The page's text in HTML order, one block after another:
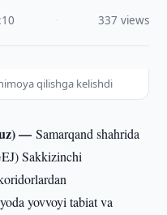
337 views
qilishga kelishdi
—Samarqand shahrida
Sakkizinchi
yovvoyi tabiat va